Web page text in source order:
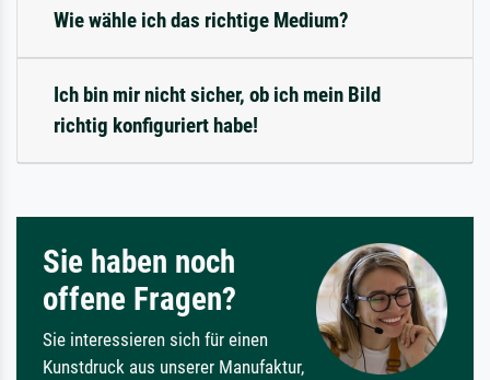
Wie wähle ich das richtige Medium?
Ich bin mir nicht sicher, ob ich mein Bild
richtig konfiguriert habe!
Sie haben noch
offene Fragen?
Sie interessieren sich für einen
Kunstdruck aus unserer Manufaktur,